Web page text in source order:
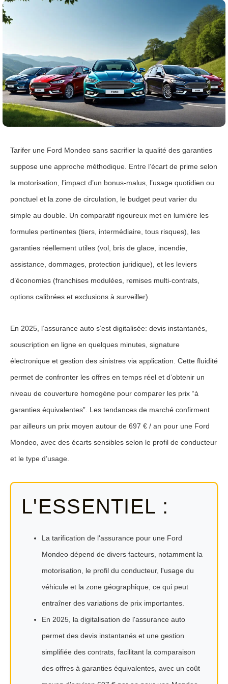
Tarifer une Ford Mondeo sans sacrifier la qualité des garanties
suppose une approche méthodique. Entre l’écart de prime selon
la motorisation, l’impact d’un bonus-malus, l’usage quotidien ou
ponctuel et la zone de circulation, le budget peut varier du
simple au double. Un comparatif rigoureux met en lumière les
formules pertinentes (tiers, intermédiaire, tous risques), les
garanties réellement utiles (vol, bris de glace, incendie,
assistance, dommages, protection juridique), et les leviers
d’économies (franchises modulées, remises multi-contrats,
options calibrées et exclusions à surveiller).
En 2025, l’assurance auto s’est digitalisée: devis instantanés,
souscription en ligne en quelques minutes, signature
électronique et gestion des sinistres via application. Cette fluidité
permet de confronter les offres en temps réel et d’obtenir un
niveau de couverture homogène pour comparer les prix “à
garanties équivalentes”. Les tendances de marché confirment
par ailleurs un prix moyen autour de 697 € / an pour une Ford
Mondeo, avec des écarts sensibles selon le profil de conducteur
et le type d’usage.
L'ESSENTIEL :
La tarification de l'assurance pour une Ford
Mondeo dépend de divers facteurs, notamment la
motorisation, le profil du conducteur, l'usage du
véhicule et la zone géographique, ce qui peut
entraîner des variations de prix importantes.
En 2025, la digitalisation de l'assurance auto
permet des devis instantanés et une gestion
simplifiée des contrats, facilitant la comparaison
des offres à garanties équivalentes, avec un coût